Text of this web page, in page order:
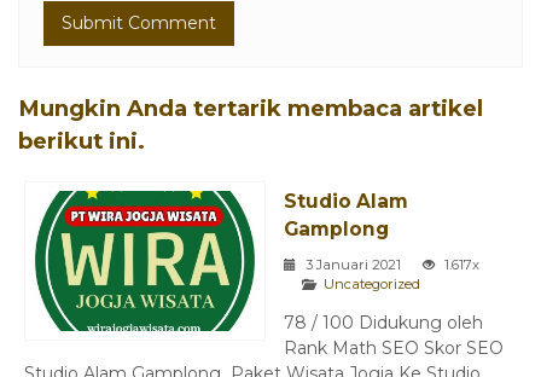
Mungkin Anda tertarik membaca artikel
berikut ini.
Studio Alam
Gamplong
3 Januari 2021
1.617x
Uncategorized
78 / 100 Didukung oleh
Rank Math SEO Skor SEO